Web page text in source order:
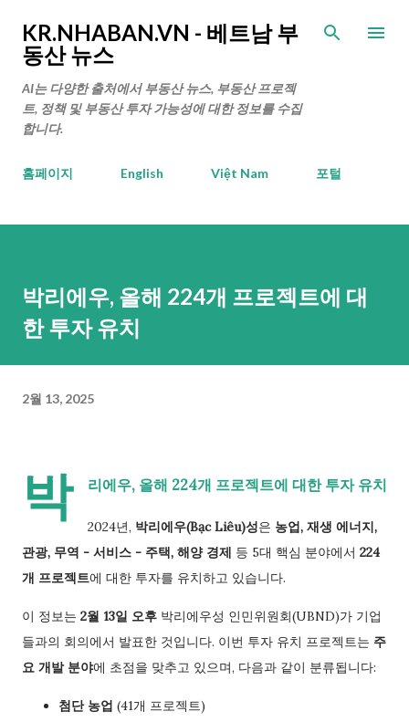
기본 콘텐츠로 건너뛰기
KR.NHABAN.VN - 베트남 부
동산 뉴스
AI는 다양한 출처에서 부동산 뉴스, 부동산 프로젝
트, 정책 및 부동산 투자 가능성에 대한 정보를 수집
합니다.
홈페이지 English Việt Nam 포털
박리에우, 올해 224개 프로젝트에 대
한 투자 유치
2월 13, 2025
박 리에우, 올해 224개 프로젝트에 대한 투자 유치
2024년, 박리에우(Bạc Liêu)성은 농업, 재생 에너지,
관광, 무역 - 서비스 - 주택, 해양 경제 등 5대 핵심 분야에서 224
개 프로젝트에 대한 투자를 유치하고 있습니다.
이 정보는 2월 13일 오후 박리에우성 인민위원회(UBND)가 기업
들과의 회의에서 발표한 것입니다. 이번 투자 유치 프로젝트는 주
요 개발 분야에 초점을 맞추고 있으며, 다음과 같이 분류됩니다:
첨단 농업 (41개 프로젝트)